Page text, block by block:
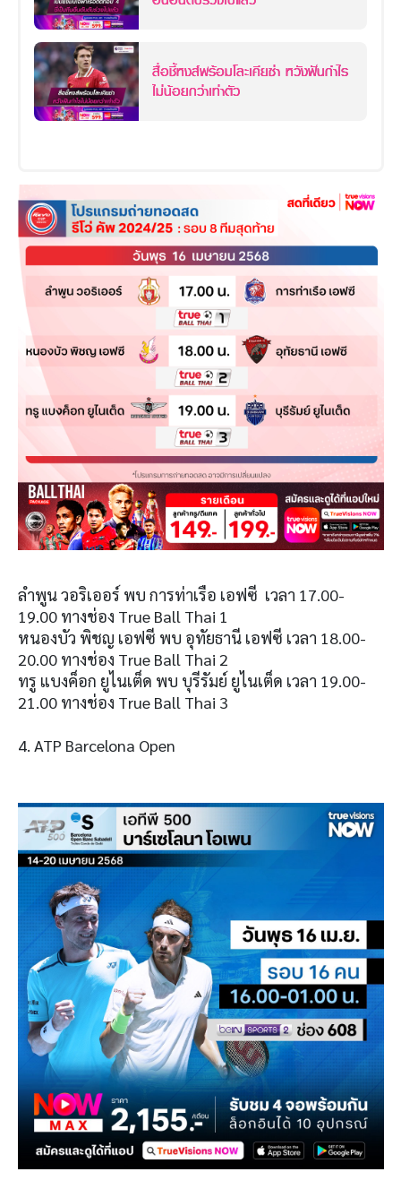
สื่อชี้หงส์พร้อมโละเคียซ่า หวังฟันกำไร
ไม่น้อยกว่าเท่าตัว
ลำพูน วอริเออร์ พบ การท่าเรือ เอฟซี เวลา 17.00-
19.00 ทางช่อง True Ball Thai 1
หนองบัว พิชญ เอฟซี พบ อุทัยธานี เอฟซี เวลา 18.00-
20.00 ทางช่อง True Ball Thai 2
ทรู แบงค็อก ยูไนเต็ด พบ บุรีรัมย์ ยูไนเต็ด เวลา 19.00-
21.00 ทางช่อง True Ball Thai 3
4. ATP Barcelona Open